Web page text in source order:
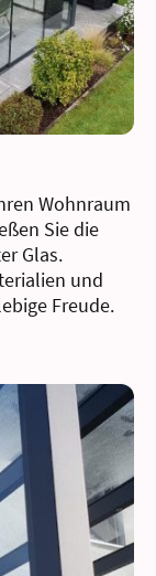
Wohnraum
Sie die
Glas.
und
Freude.